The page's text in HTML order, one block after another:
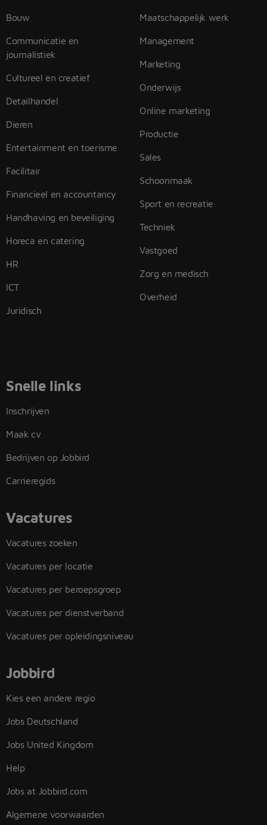
Bouw
Communicatie en
journalistiek
Cultureel en creatief
Detailhandel
Dieren
Entertainment en toerisme
Facilitair
Financieel en accountancy
Handhaving en beveiliging
Horeca en catering
HR
ICT
Juridisch
Maatschappelijk werk
Management
Marketing
Onderwijs
Online marketing
Productie
Sales
Schoonmaak
Sport en recreatie
Techniek
Vastgoed
Zorg en medisch
Overheid
Snelle links
Inschrijven
Maak cv
Bedrijven op Jobbird
Carrieregids
Vacatures
Vacatures zoeken
Vacatures per locatie
Vacatures per beroepsgroep
Vacatures per dienstverband
Vacatures per opleidingsniveau
Jobbird
Kies een andere regio
Jobs Deutschland
Jobs United Kingdom
Help
Jobs at Jobbird.com
Algemene voorwaarden